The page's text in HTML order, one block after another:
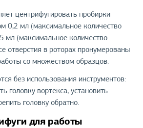
центрифугировать пробирки
0,2 мл (максимальное количество
мл (максимальное количество
отверстия в роторах пронумерованы
со множеством образцов.
без использования инструментов:
головку вортекса, установить
головку обратно.
для работы